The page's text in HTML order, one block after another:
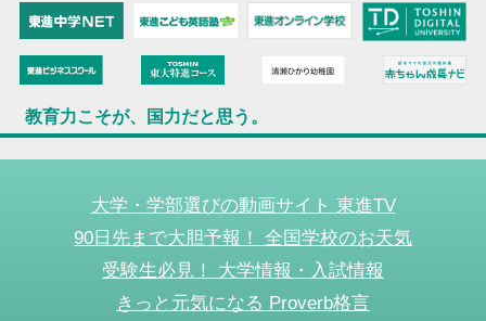
教育力こそが、国力だと思う。
大学・学部選びの動画サイト 東進TV
90日先まで大胆予報！ 全国学校のお天気
受験生必見！ 大学情報・入試情報
きっと元気になる Proverb格言